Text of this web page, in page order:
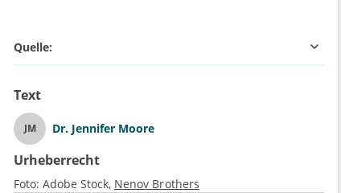
Quelle:
Text
JM Dr. Jennifer Moore
Urheberrecht
Foto: Adobe Stock Nenov Brothers